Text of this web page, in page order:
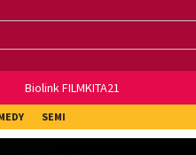
Biolink FILMKITA21
SEMI